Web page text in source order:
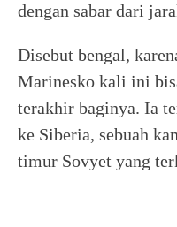
dengan sabar dari
Disebut bengal,
Marinesko kali ini
terakhir baginya. Ia
ke Siberia, sebuah
timur Sovyet yang